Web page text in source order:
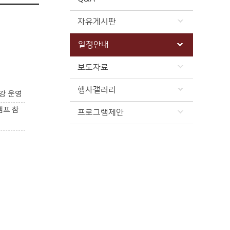
자유게시판
일정안내
보도자료
행사갤러리
프로그램제안
운영
프 참